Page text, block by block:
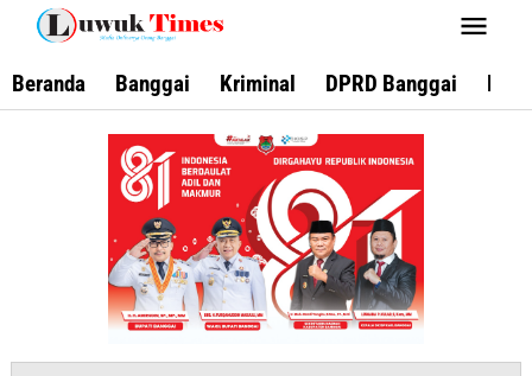
Lewati
konten
Beranda Banggai Kriminal DPRD Banggai